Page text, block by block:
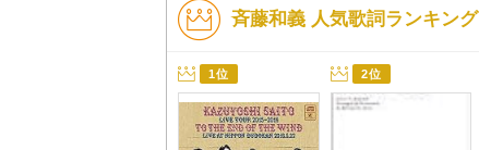
斉藤和義 人気歌詞ランキング
1位 2位